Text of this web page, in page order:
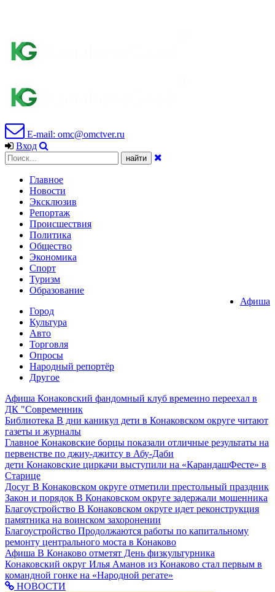
E-mail: omc@omctver.ru
Вход
Главное
Новости
Эксклюзив
Репортаж
Происшествия
Политика
Общество
Экономика
Спорт
Туризм
Образование
Афиша
Город
Культура
Авто
Торговля
Опросы
Народный репортёр
Другое
Афиша Конаковский фандомный клуб временно переехал в
ДК "Современник
Библиотека В дни каникул дети в Конаковском округе читают
газеты и журналы
Главное Конаковские борцы показали отличные результаты на
первенстве по джиу-джитсу в Абу-Даби
дети Конаковские циркачи выступили на «КарандашФесте» в
Старице
Досуг В Конаковском округе отметили престольный праздник
Закон и порядок В Конаковском округе задержали мошенника
Благоустройство В Конаковском округе идет реконструкция
памятника на воинском захоронении
Благоустройство Продолжаются работы по капитальному
ремонту центрального моста в Конаково
Афиша В Конаково отметят День физкультурника
Конаковский округ Илья Аманов из Конаково стал первым в
командной гонке на «Народной регате»
НОВОСТИ